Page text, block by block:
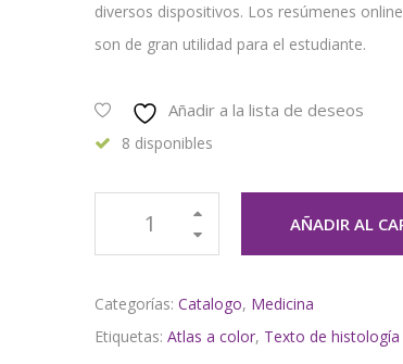
diversos dispositivos. Los resúmenes
son de gran utilidad para el estudiante.
Añadir a la lista de deseos
8 disponibles
AÑADIR AL
Categorías: Catalogo, Medicina
Etiquetas: Atlas a color, Texto de histología